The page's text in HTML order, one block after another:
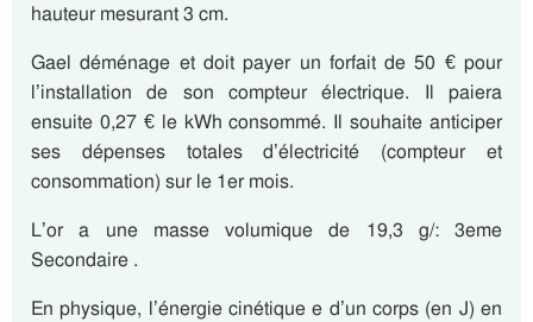
hauteur mesurant 3 cm.
Gael déménage et doit payer un forfait de 50 € pour
l’installation de son compteur électrique. Il paiera
ensuite 0,27 € le kWh consommé. Il souhaite anticiper
ses dépenses totales d’électricité (compteur et
consommation) sur le 1er mois.
L’or a une masse volumique de 19,3 g/: 3eme
Secondaire .
En physique, l’énergie cinétique e d’un corps (en J) en